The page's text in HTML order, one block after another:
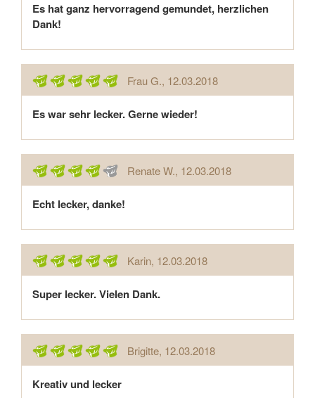
Es hat ganz hervorragend gemundet, herzlichen
Dank!
Frau G., 12.03.2018
Es war sehr lecker. Gerne wieder!
Renate W., 12.03.2018
Echt lecker, danke!
Karin, 12.03.2018
Super lecker. Vielen Dank.
Brigitte, 12.03.2018
Kreativ und lecker